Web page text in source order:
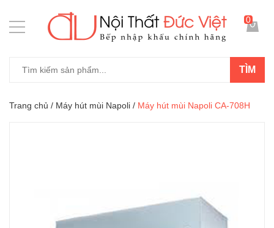
TÌM
0
Trang chủ / Máy hút mùi Napoli / Máy hút mùi Napoli CA-708H